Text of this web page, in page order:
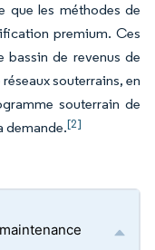
que les méthodes de
premium. Ces
bassin de revenus de
souterrains, en
souterrain de
demande.[2]